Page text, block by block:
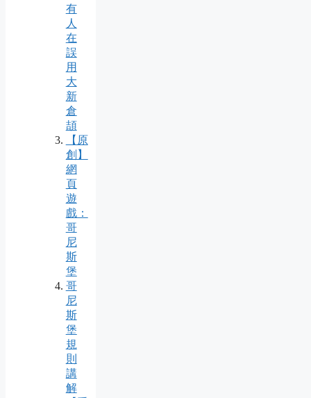
有
人
在
誤
用
大
新
倉
頡
【原
創】
網
頁
遊
戲：
哥
尼
斯
堡
哥
尼
斯
堡
規
則
講
解